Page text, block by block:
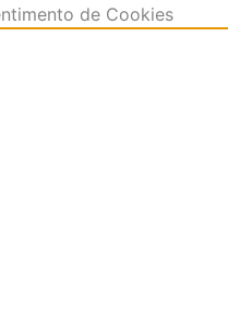
de Cookies